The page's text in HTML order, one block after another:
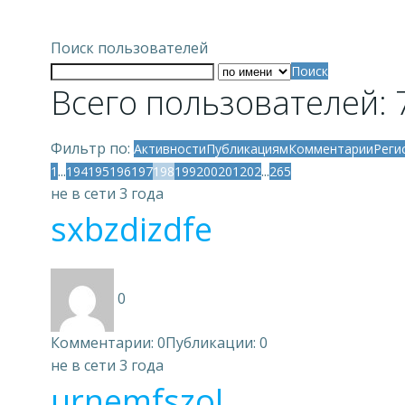
Поиск пользователей
Поиск
Всего пользователей:
Фильтр по: АктивностиПубликациямКомментарии
1...194195196197198199200201 202...265
не в сети 3 года
sxbzdizdfe
0
Комментарии: 0Публикации: 0
не в сети 3 года